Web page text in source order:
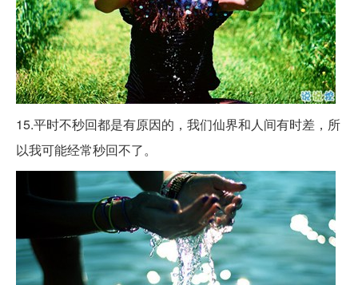
15.平时不秒回都是有原因的，我们仙界和人间有时差，所
以我可能经常秒回不了。